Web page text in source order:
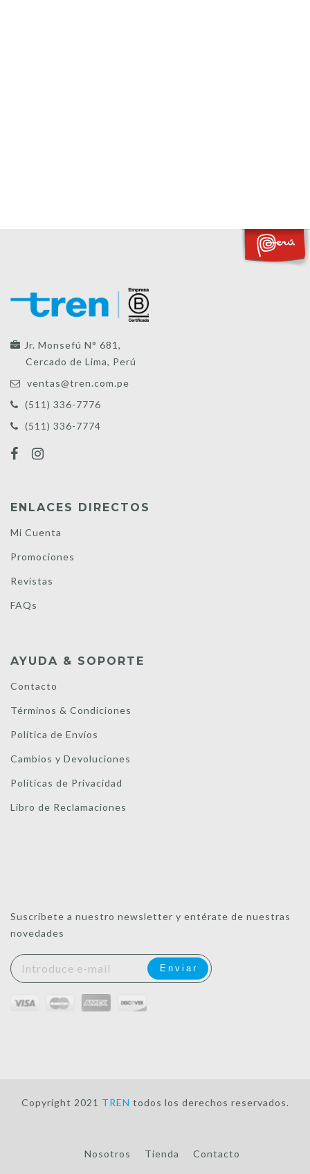
Jr. Monsefú N° 681,
Cercado de Lima, Perú
ventas@tren.com.pe
(511) 336-7776
(511) 336-7774
ENLACES DIRECTOS
Mi Cuenta
Promociones
Revistas
FAQs
AYUDA & SOPORTE
Contacto
Términos & Condiciones
Política de Envíos
Cambios y Devoluciones
Políticas de Privacidad
Libro de Reclamaciones
Suscríbete a nuestro newsletter y entérate de nuestras
novedades
Copyright 2021 TREN todos los derechos reservados.
Nosotros Tienda Contacto